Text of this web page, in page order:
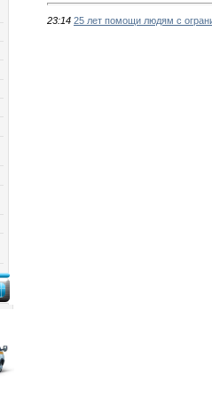
23:14 25 лет помощи людям с